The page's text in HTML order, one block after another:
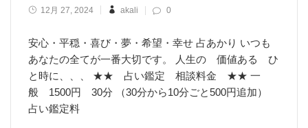
12月 27, 2024 akali 0
安心・平穏・喜び・夢・希望・幸せ 占あかり いつも
あなたの全てが一番大切です。 人生の 価値ある ひ
と時に、、、 ★★ 占い鑑定 相談料金 ★★ 一
般 1500円 30分 （30分から10分ごと500円追加）
占い鑑定料